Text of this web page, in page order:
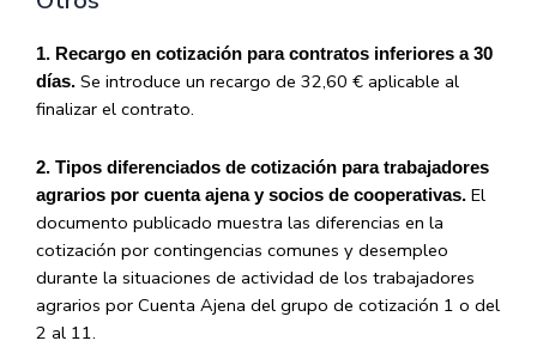
1. Recargo en cotización para contratos inferiores a 30
días. Se introduce un recargo de 32,60 € aplicable al
finalizar el contrato.
2. Tipos diferenciados de cotización para trabajadores
agrarios por cuenta ajena y socios de cooperativas. El
documento publicado muestra las diferencias en la
cotización por contingencias comunes y desempleo
durante la situaciones de actividad de los trabajadores
agrarios por Cuenta Ajena del grupo de cotización 1 o del
2 al 11.